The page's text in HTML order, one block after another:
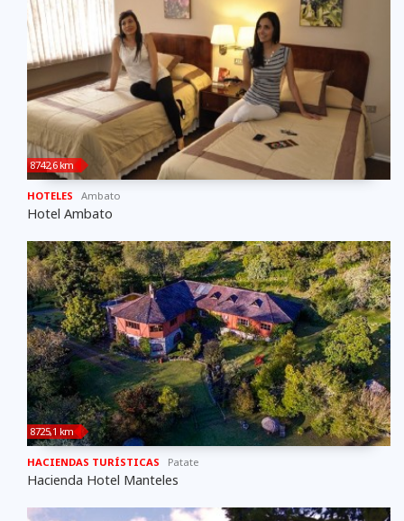
8742,6 km
HOTELES Ambato
Hotel Ambato
8725,1 km
HACIENDAS TURÍSTICAS Patate
Hacienda Hotel Manteles